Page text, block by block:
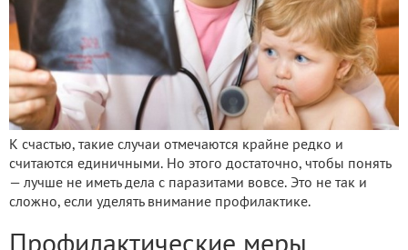
К счастью, такие случаи отмечаются крайне редко и
считаются единичными. Но этого достаточно, чтобы понять
— лучше не иметь дела с паразитами вовсе. Это не так и
сложно, если уделять внимание профилактике.